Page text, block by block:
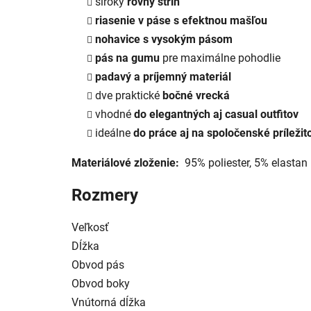
riasenie v páse s efektnou mašľou
nohavice s vysokým pásom
pás na gumu pre maximálne pohodlie
padavý a príjemný materiál
dve praktické bočné vrecká
vhodné do elegantných aj casual outfitov
ideálne do práce aj na spoločenské
Materiálové zloženie: 95% poliester, 5% elastan
Rozmery
Veľkosť
Dĺžka
Obvod pás
Obvod boky
Vnútorná dĺžka